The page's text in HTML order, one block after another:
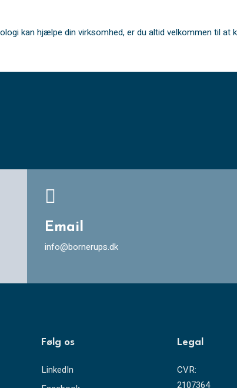
kan hjælpe din virksomhed, er du altid velkommen til at

Email
info@bornerups.dk
Følg os
LinkedIn
Legal
CVR:
2107364